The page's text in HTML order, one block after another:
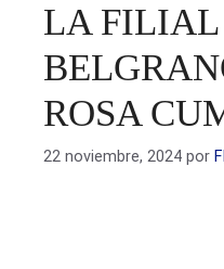
LA FILIAL
ROSA
22 noviembre, 2024 por